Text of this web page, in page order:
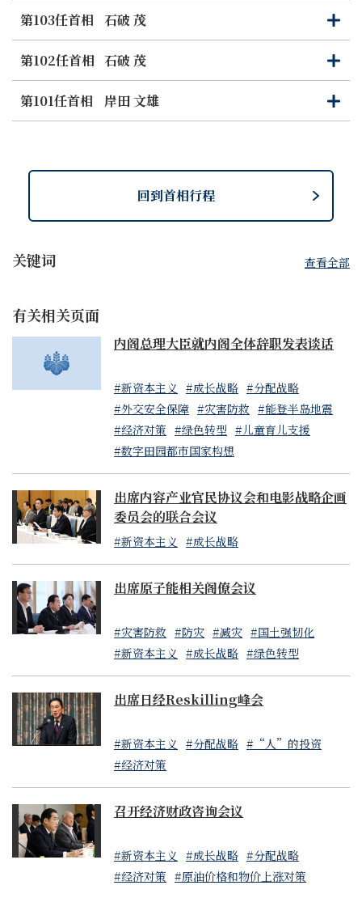
第103任首相 石破 茂
打
开
关
闭
第102任首相 石破 茂
打
开
关
闭
第101任首相
岸田 文雄
打
开
关
闭
关键词 查看全部
有关相关页面
内阁总理大臣就内阁全体辞职发表谈话
#新资本主义 #成长战略 #分配战略
#外交安全保障 #灾害防救 #能登半岛地震
#经济对策 #绿色转型 #儿童育儿支援
#数字田园都市国家构想
出席内容产业官民协议会和电影战略企画
委员会的联合会议
#新资本主义 #成长战略
出席原子能相关阁僚会议
#灾害防救 #防灾 #减灾 #国土强韧化
#新资本主义 #成长战略 #绿色转型
出席日经Reskilling峰会
#新资本主义 #分配战略 #“人”的投资
#经济对策
召开经济财政咨询会议
#新资本主义 #成长战略 #分配战略
#经济对策 #原油价格和物价上涨对策
回到首相行程